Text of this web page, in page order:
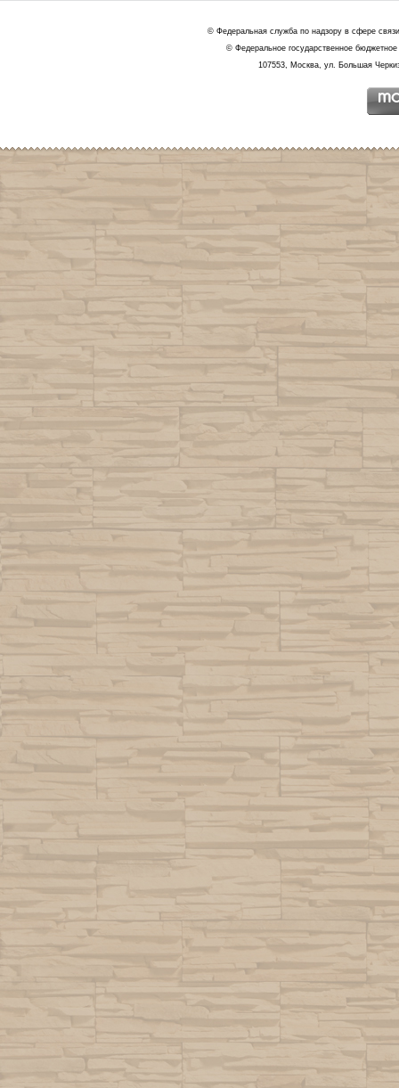
© Федеральная служба по надзору в сфере
© Федеральное государственное
107553, Москва, ул. Большая